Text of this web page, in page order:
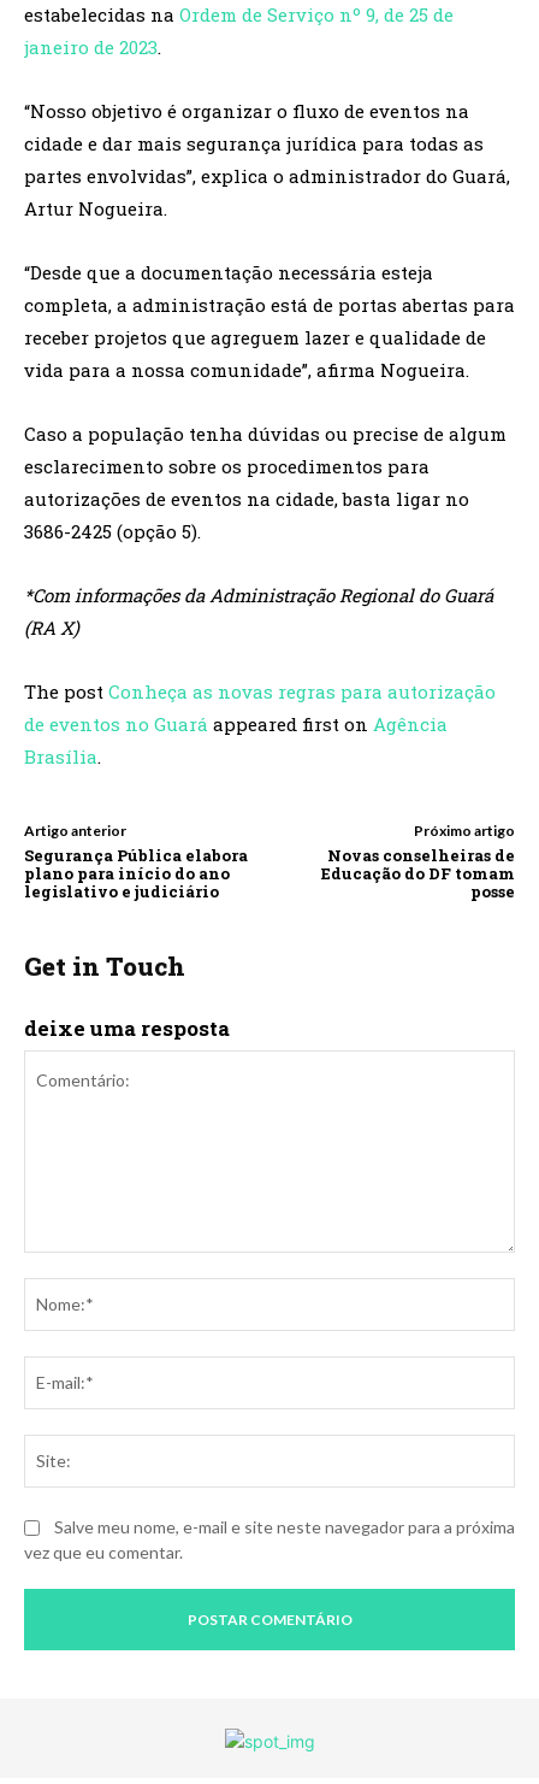
estabelecidas na Ordem de Serviço nº 9, de 25 de
janeiro de 2023.
“Nosso objetivo é organizar o fluxo de eventos na
cidade e dar mais segurança jurídica para todas as
partes envolvidas”, explica o administrador do Guará,
Artur Nogueira.
“Desde que a documentação necessária esteja
completa, a administração está de portas abertas para
receber projetos que agreguem lazer e qualidade de
vida para a nossa comunidade”, afirma Nogueira.
Caso a população tenha dúvidas ou precise de algum
esclarecimento sobre os procedimentos para
autorizações de eventos na cidade, basta ligar no
3686-2425 (opção 5).
*Com informações da Administração Regional do Guará
(RA X)
The post Conheça as novas regras para autorização
de eventos no Guará appeared first on Agência
Brasília.
Artigo anterior
Segurança Pública elabora
plano para início do ano
legislativo e judiciário
Próximo artigo
Novas conselheiras de
Educação do DF tomam
posse
Get in Touch
deixe uma resposta
Salve meu nome, e-mail e site neste navegador para a próxima
vez que eu comentar.